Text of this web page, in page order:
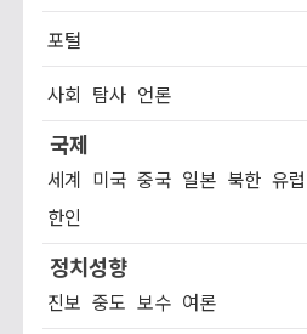
포털
사회 탐사 언론
국제
세계 미국 중국 일본 북한 유럽
한인
정치성향
진보 중도 보수 여론